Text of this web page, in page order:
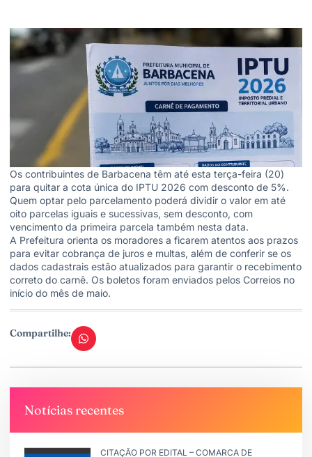
Os contribuintes de Barbacena têm até esta terça-feira (20)
para quitar a cota única do IPTU 2026 com desconto de 5%.
Quem optar pelo parcelamento poderá dividir o valor em até
oito parcelas iguais e sucessivas, sem desconto, com
vencimento da primeira parcela também nesta data.
A Prefeitura orienta os moradores a ficarem atentos aos prazos
para evitar cobrança de juros e multas, além de conferir se os
dados cadastrais estão atualizados para garantir o recebimento
correto do carnê. Os boletos foram enviados pelos Correios no
início do mês de maio.
Compartilhe:
Notícias recentes
CITAÇÃO POR EDITAL – COMARCA DE